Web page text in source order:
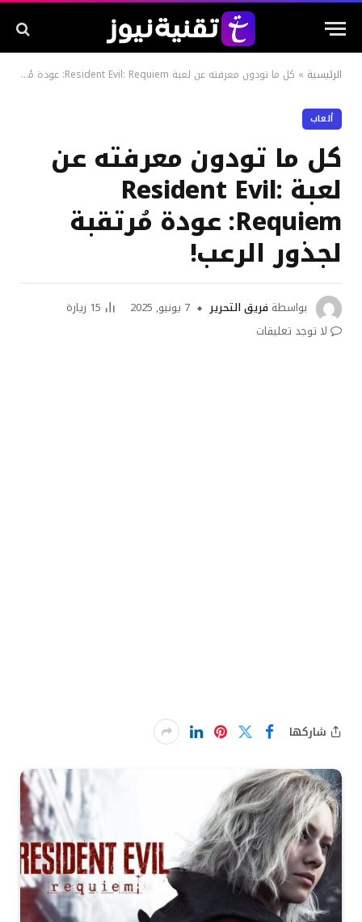
الرئيسية » كل ما تودون معرفته عن لعبة Resident Evil: Requiem: عودة مُرتقبة لجذور الرعب!
ألعاب
كل ما تودون معرفته عن
لعبة Resident Evil:
Requiem: عودة مُرتقبة
لجذور الرعب!
بواسطة فريق التحرير 7 يونيو, 2025 15 زيارة
لا توجد تعليقات
شاركها